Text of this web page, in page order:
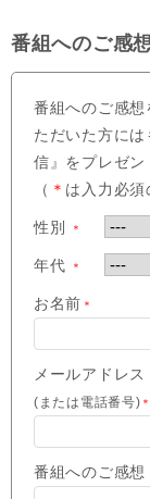
番組へのご感
番組へのご感
ただいた方に
信』をプレゼン
（ ＊ は入力必須
性別 ＊
年代 ＊
お名前 ＊
メールアドレス
(または電話番号) ＊
番組へのご感想